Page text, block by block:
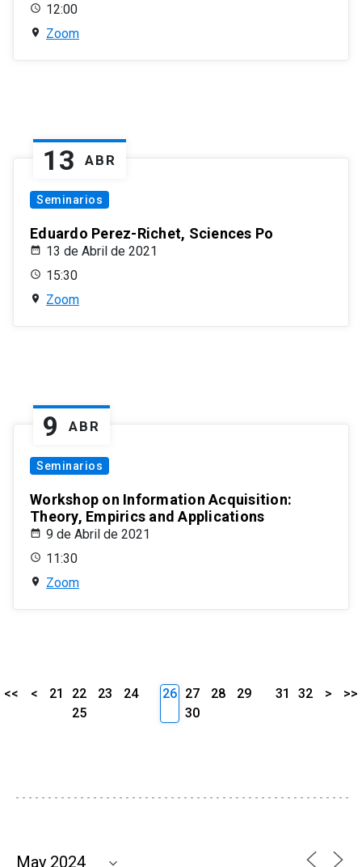
12:00
Zoom
13 ABR
Seminarios
Eduardo Perez-Richet, Sciences Po
13 de Abril de 2021
15:30
Zoom
9 ABR
Seminarios
Workshop on Information Acquisition:
Theory, Empirics and Applications
9 de Abril de 2021
11:30
Zoom
<< < 21 22 23
24
25
26 27 28
29
30
31 32 > >>